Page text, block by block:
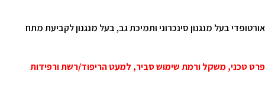
אורטופדי בעל מנגנון סינכרוני ותמיכת גב, בעל מנגנון לקביעת מתח
טכני, משקל ורמת שימוש סביר, למעט הריפוד/רשת ורפידות